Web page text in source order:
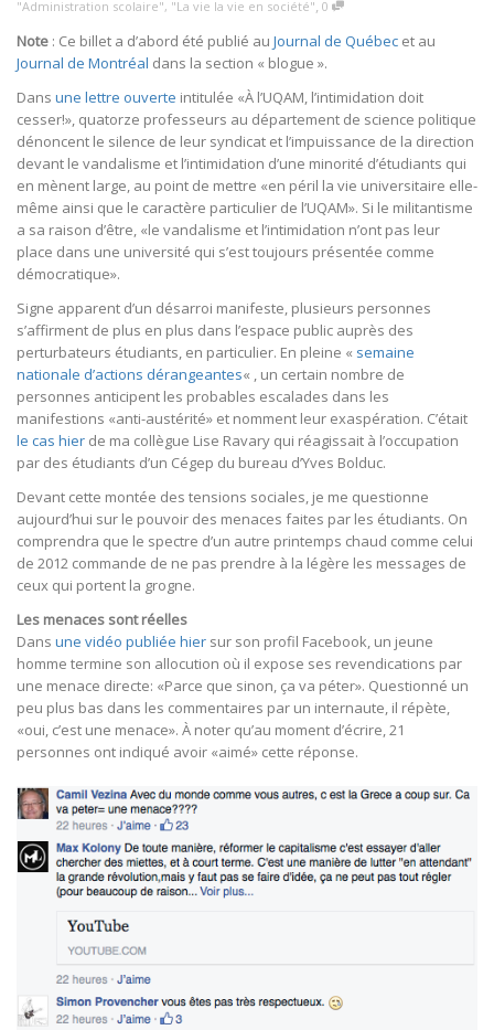
"Administration scolaire", "La vie la vie en société", 0
Note : Ce billet a d’abord été publié au Journal de Québec et au
Journal de Montréal dans la section « blogue ».
Dans une lettre ouverte intitulée «À l’UQAM, l’intimidation doit
cesser!», quatorze professeurs au département de science politique
dénoncent le silence de leur syndicat et l’impuissance de la direction
devant le vandalisme et l’intimidation d’une minorité d’étudiants qui
en mènent large, au point de mettre «en péril la vie universitaire elle-
même ainsi que le caractère particulier de l’UQAM». Si le militantisme
a sa raison d’être, «le vandalisme et l’intimidation n’ont pas leur
place dans une université qui s’est toujours présentée comme
démocratique».
Signe apparent d’un désarroi manifeste, plusieurs personnes
s’affirment de plus en plus dans l’espace public auprès des
perturbateurs étudiants, en particulier. En pleine « semaine
nationale d’actions dérangeantes« , un certain nombre de
personnes anticipent les probables escalades dans les
manifestions «anti-austérité» et nomment leur exaspération. C’était
le cas hier de ma collègue Lise Ravary qui réagissait à l’occupation
par des étudiants d’un Cégep du bureau d’Yves Bolduc.
Devant cette montée des tensions sociales, je me questionne
aujourd’hui sur le pouvoir des menaces faites par les étudiants. On
comprendra que le spectre d’un autre printemps chaud comme celui
de 2012 commande de ne pas prendre à la légère les messages de
ceux qui portent la grogne.
Les menaces sont réelles
Dans une vidéo publiée hier sur son profil Facebook, un jeune
homme termine son allocution où il expose ses revendications par
une menace directe: «Parce que sinon, ça va péter». Questionné un
peu plus bas dans les commentaires par un internaute, il répète,
«oui, c’est une menace». À noter qu’au moment d’écrire, 21
personnes ont indiqué avoir «aimé» cette réponse.